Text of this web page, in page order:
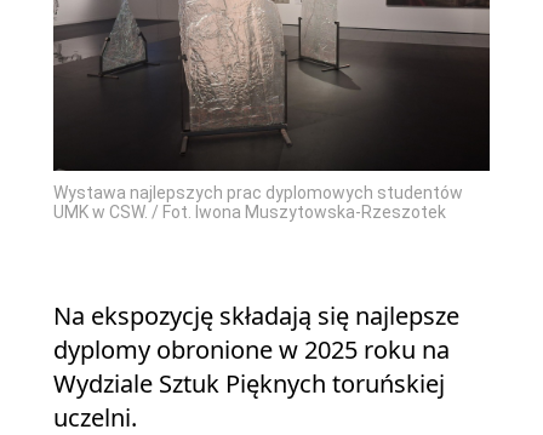
Wystawa najlepszych prac dyplomowych studentów
UMK w CSW. / Fot. Iwona Muszytowska-Rzeszotek
Na ekspozycję składają się najlepsze
dyplomy obronione w 2025 roku na
Wydziale Sztuk Pięknych toruńskiej
uczelni.